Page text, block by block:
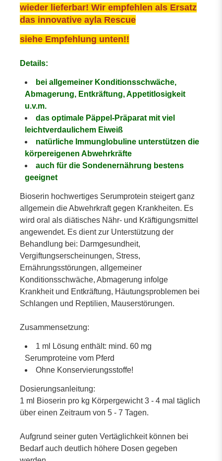
wieder lieferbar! Wir empfehlen als Ersatz
das innovative ayla Rescue
siehe Empfehlung unten!!
Details:
bei allgemeiner Konditionsschwäche,
Abmagerung, Entkräftung, Appetitlosigkeit
u.v.m.
das optimale Päppel-Präparat mit viel
leichtverdaulichem Eiweiß
natürliche Immunglobuline unterstützen die
körpereigenen Abwehrkräfte
auch für die Sondenernährung bestens
geeignet
Bioserin hochwertiges Serumprotein steigert ganz
allgemein die Abwehrkraft gegen Krankheiten. Es
wird oral als diätisches Nähr- und Kräftigungsmittel
angewendet. Es dient zur Unterstützung der
Behandlung bei: Darmgesundheit,
Vergiftungserscheinungen, Stress,
Ernährungsstörungen, allgemeiner
Konditionsschwäche, Abmagerung infolge
Krankheit und Entkräftung, Häutungsproblemen bei
Schlangen und Reptilien, Mauserstörungen.
Zusammensetzung:
1 ml Lösung enthält: mind. 60 mg
Serumproteine vom Pferd
Ohne Konservierungsstoffe!
Dosierungsanleitung:
1 ml Bioserin pro kg Körpergewicht 3 - 4 mal täglich
über einen Zeitraum von 5 - 7 Tagen.
Aufgrund seiner guten Vertäglichkeit können bei
Bedarf auch deutlich höhere Dosen gegeben